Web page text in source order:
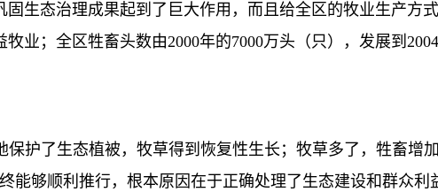
生态治理成果起到了巨大作用，而且给全区的牧业生产方
业；全区牲畜头数由2000年的7000万头（只），发展到
护了生态植被，牧草得到恢复性生长；牧草多了，牲畜增
能够顺利推行，根本原因在于正确处理了生态建设和群众利